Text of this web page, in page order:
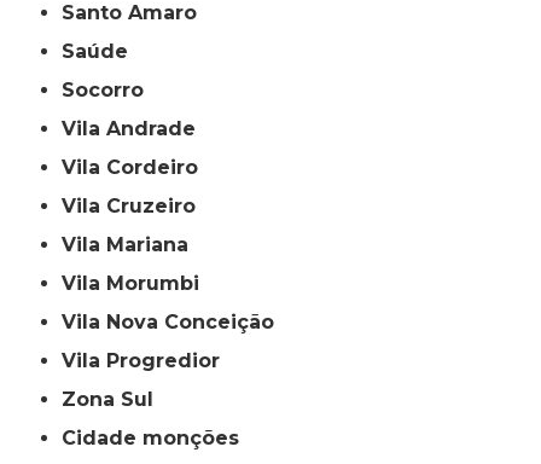
Santo Amaro
Saúde
Socorro
Vila Andrade
Vila Cordeiro
Vila Cruzeiro
Vila Mariana
Vila Morumbi
Vila Nova Conceição
Vila Progredior
Zona Sul
cidade monções